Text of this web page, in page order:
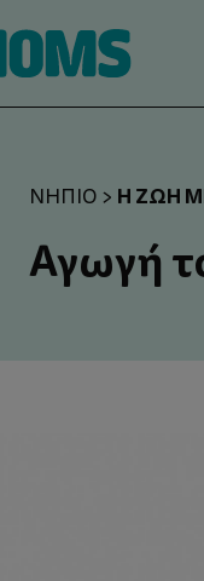
ΝΉΠΙΟ > Η ΖΩΉ
Αγωγή